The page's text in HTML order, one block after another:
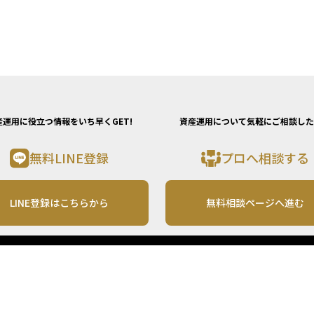
運用に役立つ情報をいち早くGET!
無料LINE登録
LINE登録はこちらから
資産運用について気軽にご相談し
プロへ相談する
無料相談ページへ進む